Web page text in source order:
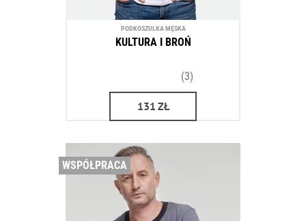
PODKOSZULKA MĘSKA
KULTURA I BROŃ
(3)
131 ZŁ
WSPÓŁPRACA